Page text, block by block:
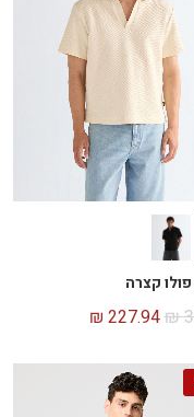
קצרה
₪
₪ 227.94